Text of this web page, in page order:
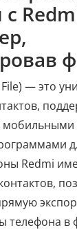
— это
Redmi
телефона в